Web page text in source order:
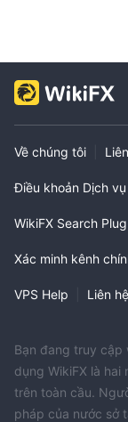
Về chúng tôi
Điều khoản Dịch vụ
WikiFX Search
Xác minh kênh
VPS Help Liên
Bạn đang truy cập
dụng WikiFX là
trên toàn cầu.
pháp của nước sở